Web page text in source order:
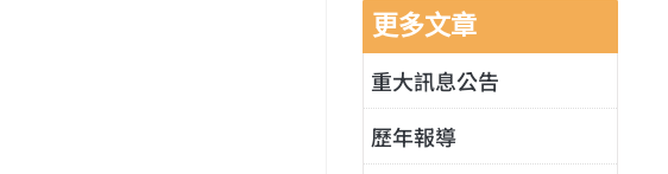
更多文章
重大訊息公告
歷年報導